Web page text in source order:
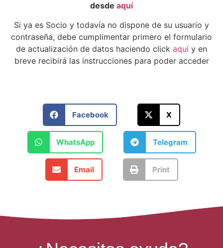
desde aquí
Si ya es Socio y todavía no dispone de su usuario y
contraseña, debe cumplimentar primero el formulario
de actualización de datos haciendo click aquí y en
breve recibirá las instrucciones para poder acceder
Facebook X
WhatsApp Telegram
Email Print